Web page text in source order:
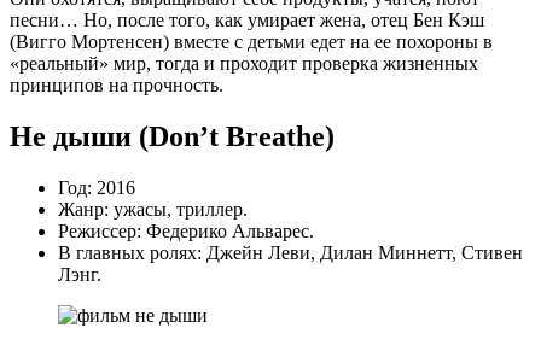
песни… Но, после того, как умирает жена, отец Бен Кэш
(Вигго Мортенсен) вместе с детьми едет на ее похороны в
«реальный» мир, тогда и проходит проверка жизненных
принципов на прочность.
Не дыши (Don’t Breathe)
Год: 2016
Жанр: ужасы, триллер.
Режиссер: Федерико Альварес.
В главных ролях: Джейн Леви, Дилан Миннетт, Стивен
Лэнг.